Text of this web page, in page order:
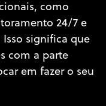
como
24/7 e
significa que
com a parte
em fazer o seu